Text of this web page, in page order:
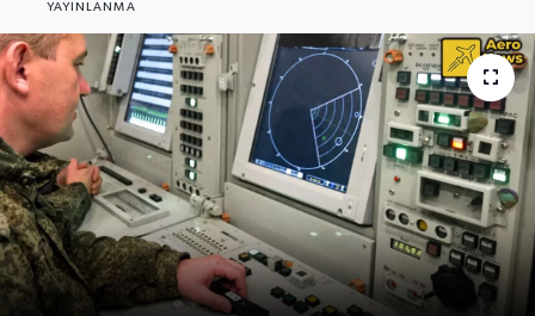
YAYINLANMA